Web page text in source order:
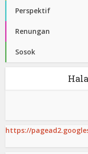
Perspektif
Renungan
Sosok
https://